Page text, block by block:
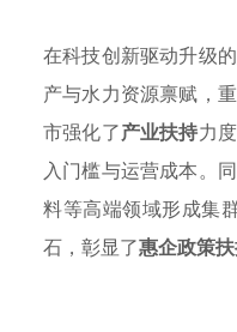
在科技创新驱动升级
产与水力资源禀赋，
市强化了产业扶持力
入门槛与运营成本。
料等高端领域形成集
石，彰显了惠企政策